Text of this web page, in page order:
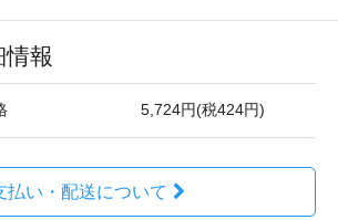
報
5,724円(税424円)
払い・配送について